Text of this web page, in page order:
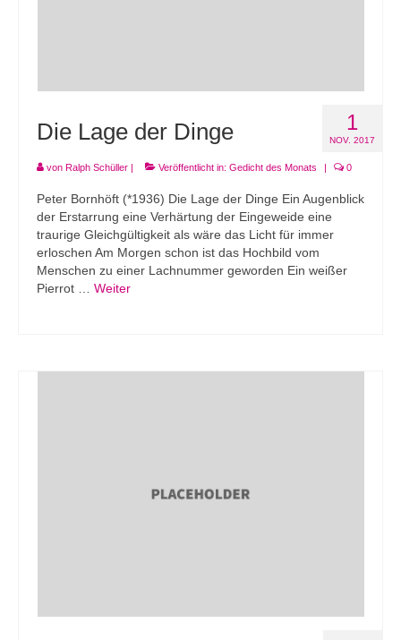
1
NOV. 2017
Die Lage der Dinge
von Ralph Schüller Veröffentlicht in: Gedicht des Monats 0
Peter Bornhöft (*1936) Die Lage der Dinge Ein Augenblick
der Erstarrung eine Verhärtung der Eingeweide eine
traurige Gleichgültigkeit als wäre das Licht für immer
erloschen Am Morgen schon ist das Hochbild vom
Menschen zu einer Lachnummer geworden Ein weißer
Pierrot … Weiter